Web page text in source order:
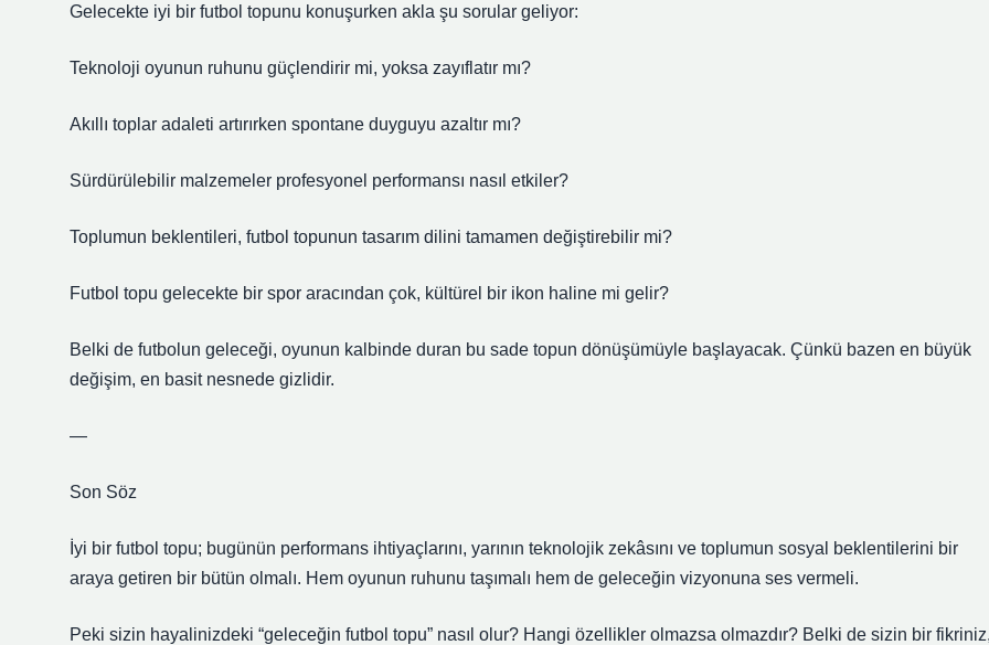
Gelecekte iyi bir futbol topunu konuşurken akla şu sorular geliyor:
Teknoloji oyunun ruhunu güçlendirir mi, yoksa zayıflatır mı?
Akıllı toplar adaleti artırırken spontane duyguyu azaltır mı?
Sürdürülebilir malzemeler profesyonel performansı nasıl etkiler?
Toplumun beklentileri, futbol topunun tasarım dilini tamamen değiştirebilir mi?
Futbol topu gelecekte bir spor aracından çok, kültürel bir ikon haline mi gelir?
Belki de futbolun geleceği, oyunun kalbinde duran bu sade topun dönüşümüyle başlayacak. Çünkü bazen en büyük
değişim, en basit nesnede gizlidir.
—
Son Söz
İyi bir futbol topu; bugünün performans ihtiyaçlarını, yarının teknolojik zekâsını ve toplumun sosyal beklentilerini bir
araya getiren bir bütün olmalı. Hem oyunun ruhunu taşımalı hem de geleceğin vizyonuna ses vermeli.
Peki sizin hayalinizdeki “geleceğin futbol topu” nasıl olur? Hangi özellikler olmazsa olmazdır? Belki de sizin bir